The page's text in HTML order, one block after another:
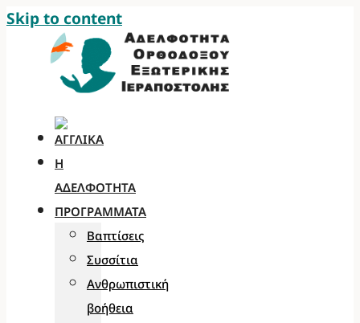
Skip to content
Η
ΑΔΕΛΦΌΤΗΤΑ
ΠΡΟΓΡΆΜΜΑΤΑ
Βαπτίσεις
Συσσίτια
Ανθρωπιστική
βοήθεια